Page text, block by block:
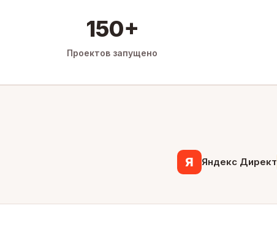
150+
Проектов запущено
Я Яндекс Директ